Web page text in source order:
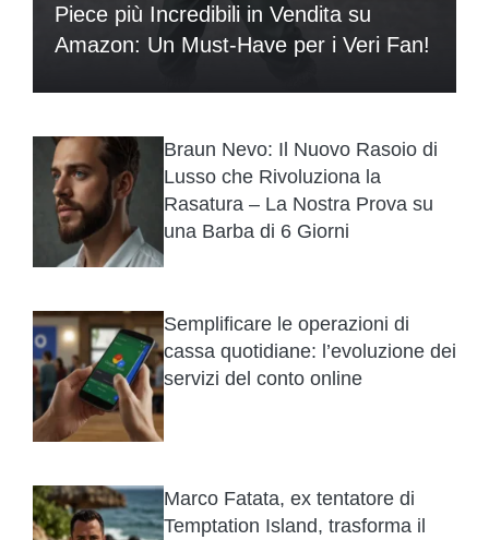
Piece più Incredibili in Vendita su
Amazon: Un Must-Have per i Veri Fan!
Braun Nevo: Il Nuovo Rasoio di
Lusso che Rivoluziona la
Rasatura – La Nostra Prova su
una Barba di 6 Giorni
Semplificare le operazioni di
cassa quotidiane: l’evoluzione dei
servizi del conto online
Marco Fatata, ex tentatore di
Temptation Island, trasforma il